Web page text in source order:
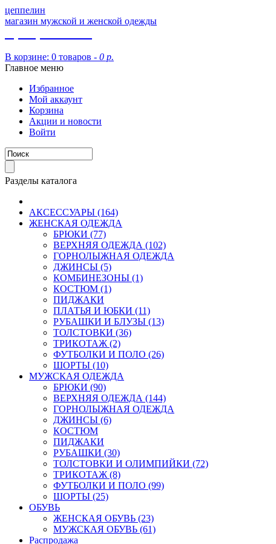
цеппелин
магазин мужской и женской одежды
В корзине: 0 товаров - 0 р.
Главное меню
Избранное
Мой аккаунт
Корзина
Акции и новости
Войти
Разделы каталога
АКСЕССУАРЫ (164)
ЖЕНСКАЯ ОДЕЖДА
БРЮКИ (77)
ВЕРХНЯЯ ОДЕЖДА (102)
ГОРНОЛЫЖНАЯ ОДЕЖДА
ДЖИНСЫ (5)
КОМБИНЕЗОНЫ (1)
КОСТЮМ (1)
ПИДЖАКИ
ПЛАТЬЯ И ЮБКИ (11)
РУБАШКИ И БЛУЗЫ (13)
ТОЛСТОВКИ (36)
ТРИКОТАЖ (2)
ФУТБОЛКИ И ПОЛО (26)
ШОРТЫ (10)
МУЖСКАЯ ОДЕЖДА
БРЮКИ (90)
ВЕРХНЯЯ ОДЕЖДА (144)
ГОРНОЛЫЖНАЯ ОДЕЖДА
ДЖИНСЫ (6)
КОСТЮМ
ПИДЖАКИ
РУБАШКИ (30)
ТОЛСТОВКИ И ОЛИМПИЙКИ (72)
ТРИКОТАЖ (8)
ФУТБОЛКИ И ПОЛО (99)
ШОРТЫ (25)
ОБУВЬ
ЖЕНСКАЯ ОБУВЬ (23)
МУЖСКАЯ ОБУВЬ (61)
Распродажа